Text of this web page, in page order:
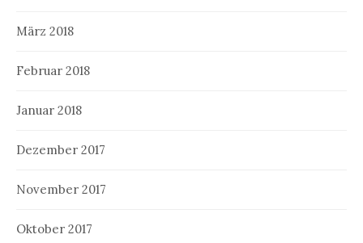
März 2018
Februar 2018
Januar 2018
Dezember 2017
November 2017
Oktober 2017